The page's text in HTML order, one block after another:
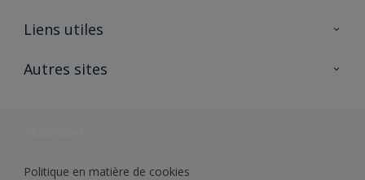
A propos de Sikkens
Liens utiles
Ouvrir un magasin PASS
Autres sites
Politique en matière de cookies